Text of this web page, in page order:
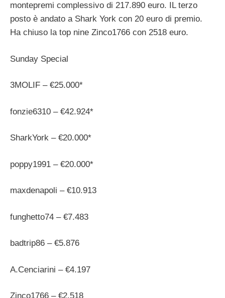
montepremi complessivo di 217.890 euro. IL terzo
posto è andato a Shark York con 20 euro di premio.
Ha chiuso la top nine Zinco1766 con 2518 euro.
Sunday Special
3MOLIF – €25.000*
fonzie6310 – €42.924*
SharkYork – €20.000*
poppy1991 – €20.000*
maxdenapoli – €10.913
funghetto74 – €7.483
badtrip86 – €5.876
A.Cenciarini – €4.197
Zinco1766 – €2.518